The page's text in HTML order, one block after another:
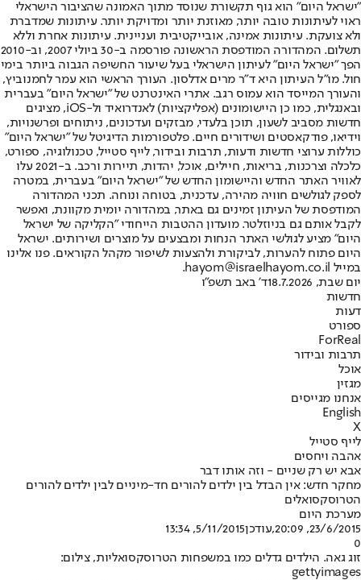
"ישראל היום" הוא גוף תקשורת שנוסד מתוך האמונה שהציבור הישראלי
ראוי לעיתונות טובה יותר, מאוזנת יותר ומדויקת יותר. עיתונות שמדברת
ולא צועקת. עיתונות אמינה, אובייקטיבית ועניינית. עיתונות אחרת וללא
תשלום. המהדורה המודפסת הראשונה פורסמה ב-30 ביולי 2007, וב-2010
הפך "ישראל היום" לעיתון הישראלי בעל שיעור החשיפה הגבוה ביותר בימי
חול. מו"ל העיתון היא ד"ר מרים אדלסון. העורך הראשי הוא עמר לחמנוביץ,
והעורך המייסד הוא עמוס רגב. אתרי האינטרנט של "ישראל היום" בעברית
ובאנגלית, כמו כן היישומונים (אפליקציות) לאנדרואיד ול-iOS, מציגים
חדשות מסביב לשעון, תוכן בלעדי, מבזקים ועדכונים, ניתוחים ופרשנויות,
וידיאו, פודקאסטים ושידורים חיים. פלטפורמות הדיגיטל של "ישראל היום"
כוללות ערוצי חדשות ודעות, תרבות ובידור, לייף סטייל, טכנולוגיה, ספורט,
כלכלה וצרכנות, בריאות, חיילים, אוכל, יהדות, תיירות ורכב. ב-2021 עלו
לאוויר האתר החדש והיישומון החדש של "ישראל היום" בעברית, במטרה
לספק לגולשים חוויה מהירה, עדכנית, בטוחה ונוחה. תכני המהדורה
המודפסת של העיתון זמינים גם באתר, במהדורה יומית מקוונת, ואפשר
לקבל אותם גם בניוזלטר. מועדון ההטבות הייחודי "הקליקה של ישראל
היום" מציע לגולשי האתר הנחות ומבצעים על מוצרים ושירותים. ישראל
היום פתוח להערות, לביקורת ולהצעות לשיפור מקהל הקוראים. פנו אלינו
במייל hayom@israelhayom.co.il.
יום שבת, 18.7.2026
ד' באב תשפ"ו
חדשות
דעות
ספורט
ForReal
תרבות ובידור
אוכל
מגזין
אנחנו מגייסים
English
X
לייף סטייל
אהבה ויחסים
אבא יש רק שניים - וזה אותו דבר
מחקר חדש: אין הבדל בין ילדים להורים חד-מיניים לבין ילדים להורים
הטרוסקסואלים
מערכת היום
23/6/2015, 20:09
,עודכן5/11/2015, 13:34
0
זוג גאה. הילדים גדלים כמו במשפחות הטרוסקסואליות, צילום:
gettyimages